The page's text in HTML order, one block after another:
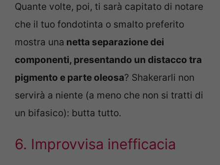
Quante volte, poi, ti sarà capitato di notare
che il tuo fondotinta o smalto preferito
mostra una netta separazione dei
componenti, presentando un distacco tra
pigmento e parte oleosa? Shakerarli non
servirà a niente (a meno che non si tratti di
un bifasico): butta tutto.
6. Improvvisa inefficacia